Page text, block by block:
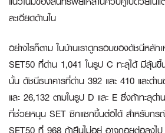
ละเอียดด้านใน
อย่างไรก็ตาม ในบ้านเราดูกรอบของดัชนีหลั
SET50 ที่ด่าน 1,041 ในรูป C ทะลุได้ มีลุ้น
นั้น ดัชนีธนาคารที่ด่าน 392 และ 410 และด่
และ 26,132 ตามในรูป D และ E ซึ่งถ้าทะลุด่า
ที่ช่วยหนุน SET ซิกแซกขึ้นต่อได้ สำหรับกร